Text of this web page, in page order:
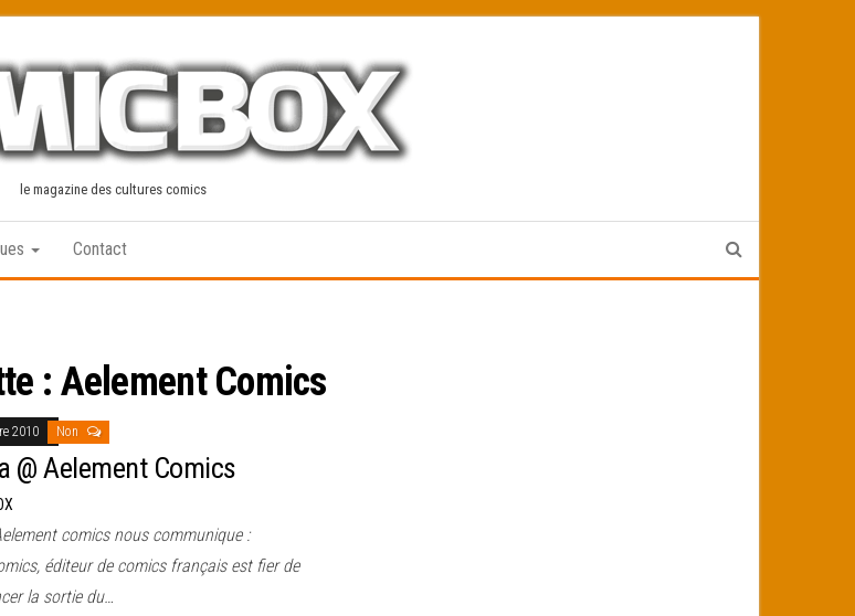
le magazine des cultures comics
Contact
: Aelement Comics
2010 Non
@ Aelement Comics
comics nous communique :
éditeur de comics français est fier de
la sortie du…